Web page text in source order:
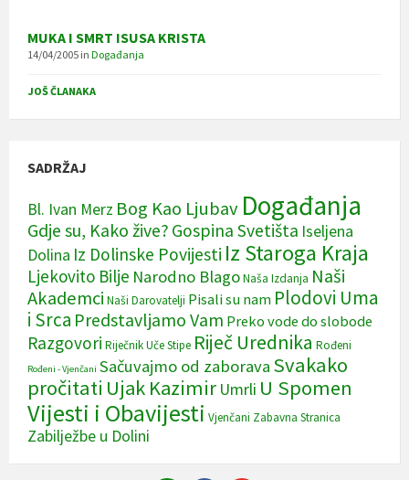
MUKA I SMRT ISUSA KRISTA
14/04/2005 in Događanja
JOŠ ČLANAKA
SADRŽAJ
Bl. Ivan Merz Bog Kao Ljubav Događanja
Gdje su, Kako žive? Gospina Svetišta Iseljena
Dolina Iz Dolinske Povijesti Iz Staroga Kraja
Ljekovito Bilje Narodno BlagoNaša Izdanja Naši
Akademci Naši Darovatelji Pisali su nam Plodovi Uma
i Srca Predstavljamo Vam Preko vode do slobode
Razgovori Riječnik Uče Stipe Riječ Urednika Rođeni
Rođeni - Vjenčani Sačuvajmo od zaborava Svakako
pročitati Ujak Kazimir Umrli U Spomen
Vijesti i Obavijesti Vjenčani Zabavna Stranica
Zabilježbe u Dolini